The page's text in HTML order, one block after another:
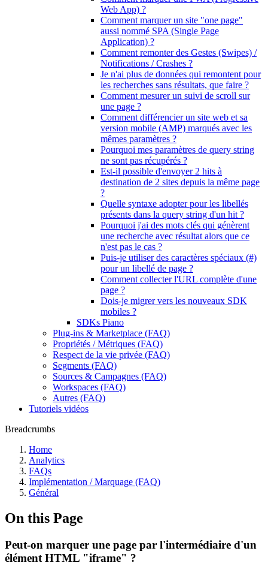
Web App) ?
Comment marquer un site "one page"
aussi nommé SPA (Single Page
Application) ?
Comment remonter des Gestes (Swipes) /
Notifications / Crashes ?
Je n'ai plus de données qui remontent pour
les recherches sans résultats, que faire ?
Comment mesurer un suivi de scroll sur
une page ?
Comment différencier un site web et sa
version mobile (AMP) marqués avec les
mêmes paramètres ?
Pourquoi mes paramètres de query string
ne sont pas récupérés ?
Est-il possible d'envoyer 2 hits à
destination de 2 sites depuis la même page
?
Quelle syntaxe adopter pour les libellés
présents dans la query string d'un hit ?
Pourquoi j'ai des mots clés qui génèrent
une recherche avec résultat alors que ce
n'est pas le cas ?
Puis-je utiliser des caractères spéciaux (#)
pour un libellé de page ?
Comment collecter l'URL complète d'une
page ?
Dois-je migrer vers les nouveaux SDK
mobiles ?
SDKs Piano
Plug-ins & Marketplace (FAQ)
Propriétés / Métriques (FAQ)
Respect de la vie privée (FAQ)
Segments (FAQ)
Sources & Campagnes (FAQ)
Workspaces (FAQ)
Autres (FAQ)
Tutoriels vidéos
Breadcrumbs
Home
Analytics
FAQs
Implémentation / Marquage (FAQ)
Général
On this Page
Peut-on marquer une page par l'intermédiaire d'un
élément HTML "iframe" ?